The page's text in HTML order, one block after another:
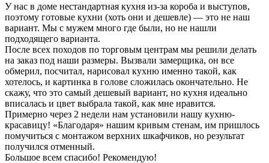
У нас в доме нестандартная кухня из-за короба и выступов,
поэтому готовые кухни (хоть они и дешевле) — это не наш
вариант. Мы с мужем много где были, но не нашли
подходящего варианта.
После всех походов по торговым центрам мы решили делать
на заказ под наши размеры. Вызвали замерщика, он все
обмерил, посчитал, нарисовал кухню именно такой, как
хотелось, и картинка в голове сложилась окончательно. Не
скажу, что это самый дешевый вариант, но кухня идеально
вписалась и цвет выбрала такой, как мне нравится.
Примерно через 2 недели нам установили нашу кухню-
красавицу! «Благодаря» нашим кривым стенам, им пришлось
помучиться с монтажом верхних шкафчиков, но результат
получился отменный.
Большое всем спасибо! Рекомендую!